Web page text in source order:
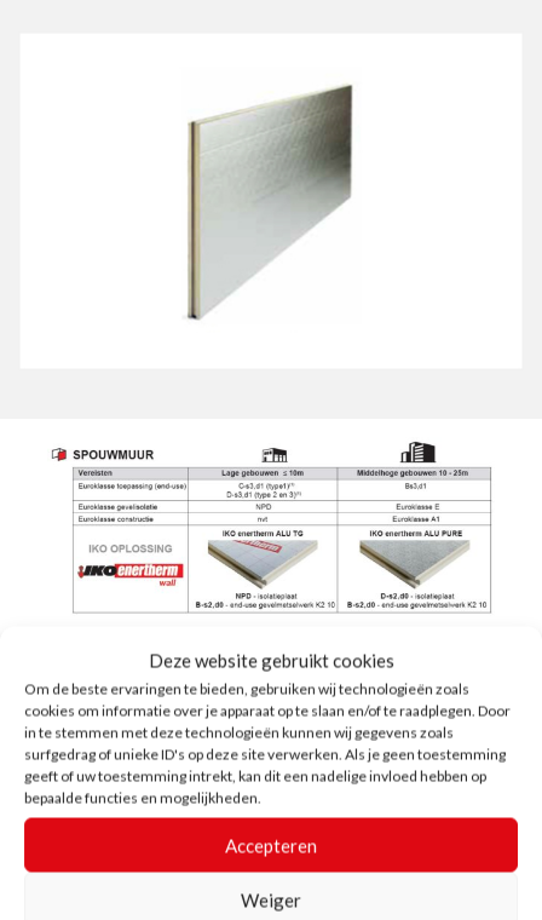
Deze website gebruikt cookies
Om de beste ervaringen te bieden, gebruiken wij technologieën zoals
cookies om informatie over je apparaat op te slaan en/of te raadplegen. Door
in te stemmen met deze technologieën kunnen wij gegevens zoals
surfgedrag of unieke ID's op deze site verwerken. Als je geen toestemming
geeft of uw toestemming intrekt, kan dit een nadelige invloed hebben op
bepaalde functies en mogelijkheden.
Accepteren
Weiger
De brandreactie van deze isolatieproducten is geen
maatstaf voor de uiteindelijke brandveiligheid van de
totale constructie of het gebouw. De
isolatieproducten dienen conform de
toepassingsvoorwaarden uit het testrapport
geplaatst te worden rekening houdende met de